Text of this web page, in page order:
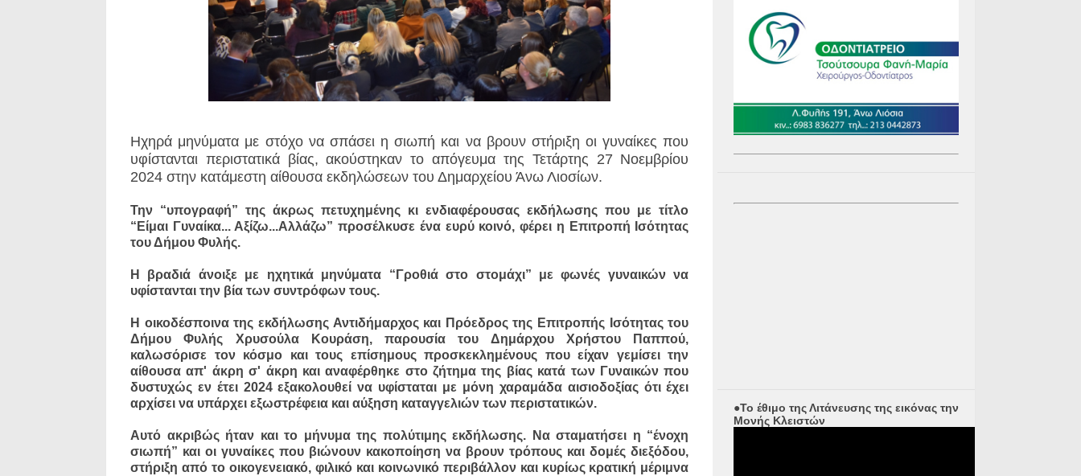
Ηχηρά μηνύματα με στόχο να σπάσει η σιωπή και να βρουν στήριξη οι γυναίκες που
υφίστανται περιστατικά βίας, ακούστηκαν το απόγευμα της Τετάρτης 27 Νοεμβρίου
2024 στην κατάμεστη αίθουσα εκδηλώσεων του Δημαρχείου Άνω Λιοσίων.
Την “υπογραφή” της άκρως πετυχημένης κι ενδιαφέρουσας εκδήλωσης που με τίτλο
“Είμαι Γυναίκα... Αξίζω...Αλλάζω” προσέλκυσε ένα ευρύ κοινό, φέρει η Επιτροπή Ισότητας
του Δήμου Φυλής.
Η βραδιά άνοιξε με ηχητικά μηνύματα “Γροθιά στο στομάχι” με φωνές γυναικών να
υφίστανται την βία των συντρόφων τους.
Η οικοδέσποινα της εκδήλωσης Αντιδήμαρχος και Πρόεδρος της Επιτροπής Ισότητας του
Δήμου Φυλής Χρυσούλα Κουράση, παρουσία του Δημάρχου Χρήστου Παππού,
καλωσόρισε τον κόσμο και τους επίσημους προσκεκλημένους που είχαν γεμίσει την
αίθουσα απ' άκρη σ' άκρη και αναφέρθηκε στο ζήτημα της βίας κατά των Γυναικών που
δυστυχώς εν έτει 2024 εξακολουθεί να υφίσταται με μόνη χαραμάδα αισιοδοξίας ότι έχει
αρχίσει να υπάρχει εξωστρέφεια και αύξηση καταγγελιών των περιστατικών.
Αυτό ακριβώς ήταν και το μήνυμα της πολύτιμης εκδήλωσης. Να σταματήσει η “ένοχη
σιωπή” και οι γυναίκες που βιώνουν κακοποίηση να βρουν τρόπους και δομές διεξόδου,
στήριξη από το οικογενειακό, φιλικό και κοινωνικό περιβάλλον και κυρίως κρατική μέριμνα
●Το έθιμο της Λιτάνευσης της εικόνας την
Μονής Κλειστών